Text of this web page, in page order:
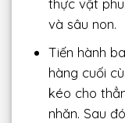
thực vật
và sâu non.
Tiến hành
hàng cuối
kéo cho
nhăn. Sau